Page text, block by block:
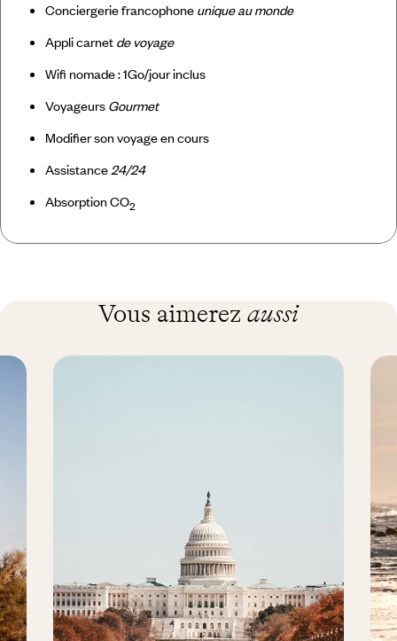
Conciergerie francophone unique au monde
Appli carnet de voyage
Wifi nomade : 1Go/jour inclus
Voyageurs Gourmet
Modifier son voyage en cours
Assistance24/24
Absorption CO2
Vous aimerez aussi